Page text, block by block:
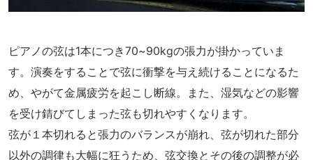
ピアノの弦は1本につき70~90kgの張力が掛かっていま
す。演奏をすることで弦に衝撃を与え続けることになるた
め、やがて金属疲労を起こし断線。また、湿気などの影響
を受け錆びてしまった弦も切れやすくなります。
弦が１本切れると張力のバランスが崩れ、弦が切れた部分
以外の調律も大幅に狂うため、弦交換とその後の調整が必